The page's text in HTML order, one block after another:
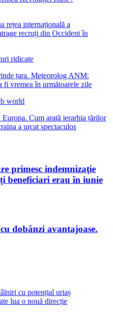
rețea internațională a
recruți din Occident în
țara. Meteorolog ANM:
fi vremea în următoarele zile
Cum arată ierarhia țărilor
a urcat spectaculos
primesc indemnizaţie
beneficiari erau în iunie
dobânzi avantajoase.